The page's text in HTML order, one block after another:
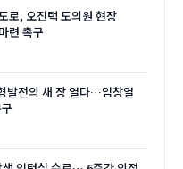
로, 오진택 도의원 현장
련 촉구
발전의 새 장 열다…임창열